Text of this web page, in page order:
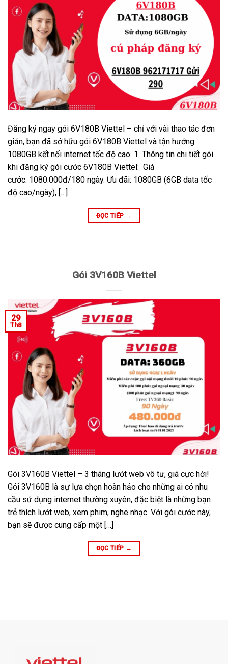
Đăng ký ngay gói 6V180B Viettel – chỉ với vài thao tác đơn
giản, bạn đã sở hữu gói 6V180B Viettel và tận hưởng
1080GB kết nối internet tốc độ cao. 1. Thông tin chi tiết gói
khi đăng ký gói cước 6V180B Viettel: Giá
cước: 1080.000đ/180 ngày. Ưu đãi: 1080GB (6GB data tốc
độ cao/ngày), […]
ĐỌC TIẾP →
Gói 3V160B Viettel
29
Th8
Gói 3V160B Viettel – 3 tháng lướt web vô tư, giá cực hời!
Gói 3V160B là sự lựa chọn hoàn hảo cho những ai có nhu
cầu sử dụng internet thường xuyên, đặc biệt là những bạn
trẻ thích lướt web, xem phim, nghe nhạc. Với gói cước này,
bạn sẽ được cung cấp một […]
ĐỌC TIẾP →